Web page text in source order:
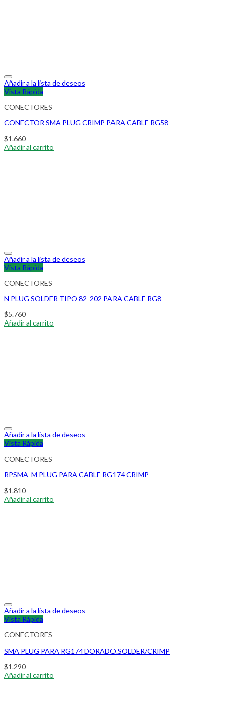
Añadir a la lista de deseos
Vista Rápida
CONECTORES
CONECTOR SMA PLUG CRIMP PARA CABLE RG58
$1.660
Añadir al carrito
Añadir a la lista de deseos
Vista Rápida
CONECTORES
N PLUG SOLDER TIPO 82-202 PARA CABLE RG8
$5.760
Añadir al carrito
Añadir a la lista de deseos
Vista Rápida
CONECTORES
RPSMA-M PLUG PARA CABLE RG174 CRIMP
$1.810
Añadir al carrito
Añadir a la lista de deseos
Vista Rápida
CONECTORES
SMA PLUG PARA RG174 DORADO.SOLDER/CRIMP
$1.290
Añadir al carrito